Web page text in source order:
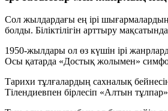
Сол жылдардағы ең ірі
болды. Біліктілігін арттыру
1950-жылдары ол өз күшін ірі
Осы қатарда «Достық жолымен»
Тарихи тұлғалардың сахналық
Тілендиевпен бірлесіп «Алтын тұлпар»